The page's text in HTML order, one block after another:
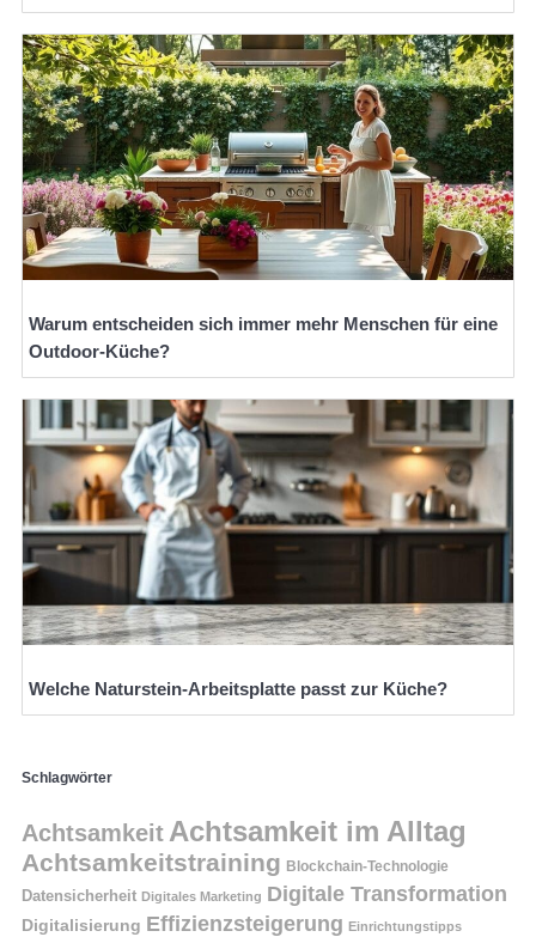
Warum entscheiden sich immer mehr Menschen für eine
Outdoor-Küche?
Welche Naturstein-Arbeitsplatte passt zur Küche?
Schlagwörter
Achtsamkeit Achtsamkeit im Alltag
Achtsamkeitstraining Blockchain-Technologie
Datensicherheit Digitales Marketing Digitale Transformation
Digitalisierung Effizienzsteigerung Einrichtungstipps